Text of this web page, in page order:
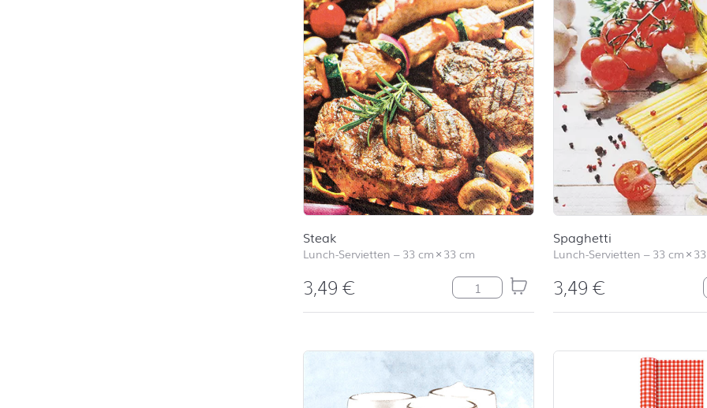
Steak
Lunch-Servietten –33 cm×33 cm
3,49€ Steak Menge
Spaghetti
Lunch-Servietten –33 cm×
3,49€